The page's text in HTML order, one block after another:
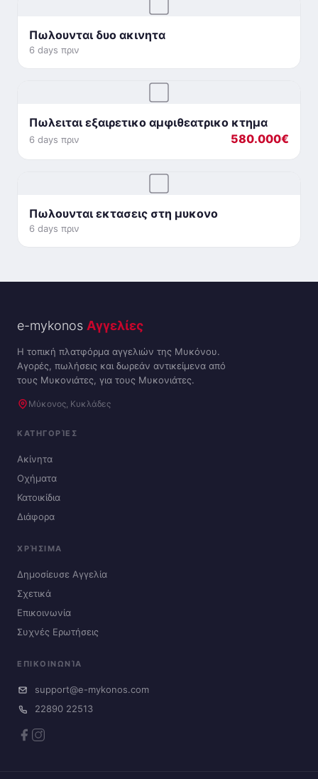
Πωλουνται δυο ακινητα
6 days πριν
Πωλειται εξαιρετικο αμφιθεατρικο κτημα
6 days πριν 580.000€
Πωλουνται εκτασεις στη μυκονο
6 days πριν
e-mykonos Αγγελίες
Η τοπική πλατφόρμα αγγελιών της Μυκόνου.
Αγορές, πωλήσεις και δωρεάν αντικείμενα από
τους Μυκονιάτες, για τους Μυκονιάτες.
Μύκονος, Κυκλάδες
ΚΑΤΗΓΟΡΊΕΣ
Ακίνητα
Οχήματα
Κατοικίδια
Διάφορα
ΧΡΉΣΙΜΑ
Δημοσίευσε Αγγελία
Σχετικά
Επικοινωνία
Συχνές Ερωτήσεις
ΕΠΙΚΟΙΝΩΝΊΑ
support@e-mykonos.com
22890 22513